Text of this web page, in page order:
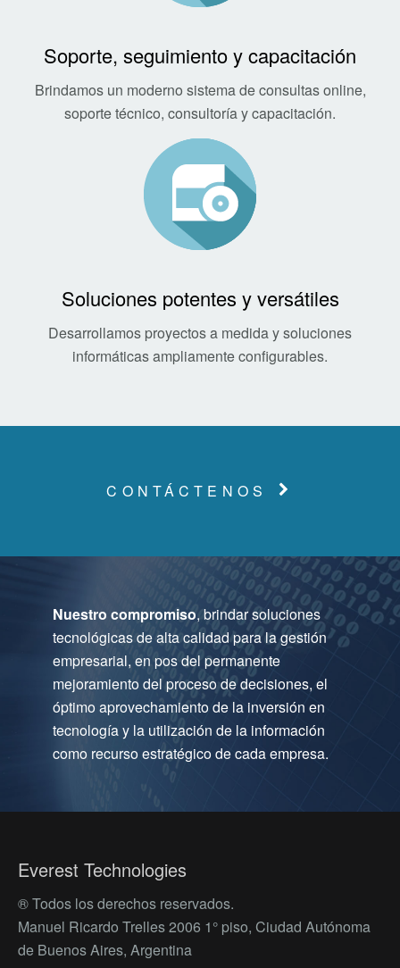
Soporte, seguimiento y capacitación
Brindamos un moderno sistema de consultas online,
soporte técnico, consultoría y capacitación.
Soluciones potentes y versátiles
Desarrollamos proyectos a medida y soluciones
informáticas ampliamente configurables.
CONTÁCTENOS
Nuestro compromiso, brindar soluciones
tecnológicas de alta calidad para la gestión
empresarial, en pos del permanente
mejoramiento del proceso de decisiones, el
óptimo aprovechamiento de la inversión en
tecnología y la utilización de la información
como recurso estratégico de cada empresa.
Everest Technologies
® Todos los derechos reservados.
Manuel Ricardo Trelles 2006 1° piso, Ciudad Autónoma
de Buenos Aires, Argentina